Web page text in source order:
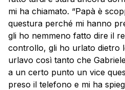
mi ha chiamato. “Papà è
questura perché mi hanno
gli ho nemmeno fatto dire il
controllo, gli ho urlato dietro
urlavo così tanto che
a un certo punto un vice
preso il telefono e mi ha